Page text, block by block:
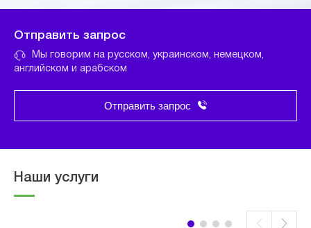
Отправить запрос
Мы говорим на русском, украинском, немецком,
английском и арабском
Отправить запрос
Наши услуги